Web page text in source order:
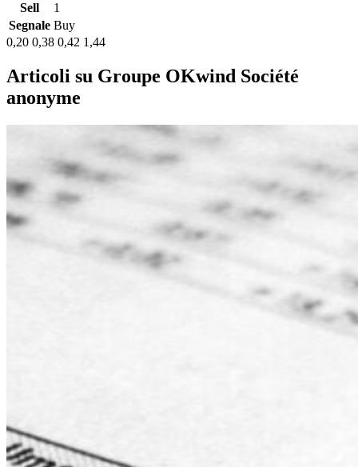
Sell
1
Segnale Buy
0,20 0,38 0,42 1,44
Articoli su Groupe OKwind Société
anonyme